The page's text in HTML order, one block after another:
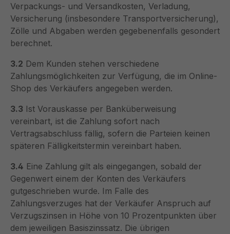
Verpackungs- und Versandkosten, Verladung,
Versicherung (insbesondere Transportversicherung),
Zölle und Abgaben werden gegebenenfalls gesondert
berechnet.
3.2 Dem Kunden stehen verschiedene
Zahlungsmöglichkeiten zur Verfügung, die im Online-
Shop des Verkäufers angegeben werden.
3.3 Ist Vorauskasse per Banküberweisung
vereinbart, ist die Zahlung sofort nach
Vertragsabschluss fällig, sofern die Parteien keinen
späteren Fälligkeitstermin vereinbart haben.
3.4 Eine Zahlung gilt als eingegangen, sobald der
Gegenwert einem der Konten des Verkäufers
gutgeschrieben wurde. Im Falle des
Zahlungsverzuges hat der Verkäufer Anspruch auf
Verzugszinsen in Höhe von 10 Prozentpunkten über
dem jeweiligen Basiszinssatz. Die übrigen